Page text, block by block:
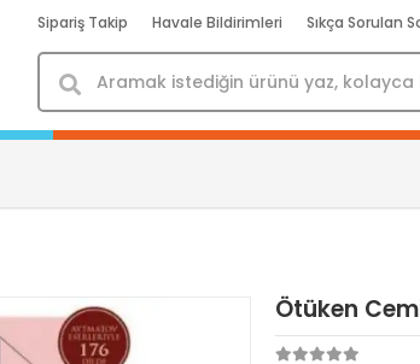
Sipariş Takip Havale Bildirimleri Sıkça Sorulan
Ötüken